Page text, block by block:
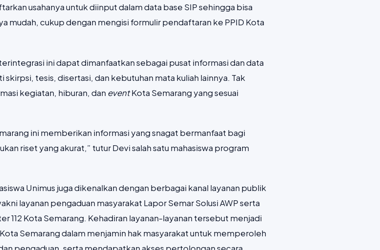
usahanya untuk diinput dalam data base SIP sehingga bisa
mudah, cukup dengan mengisi formulir pendaftaran ke PPID Kota
ini dapat dimanfaatkan sebagai pusat informasi dan data
tesis, disertasi, dan kebutuhan mata kuliah lainnya. Tak
kegiatan, hiburan, dan eventKota Semarang yang sesuai
ini memberikan informasi yang snagat bermanfaat bagi
riset yang akurat,” tutur Devi salah satu mahasiswa program
Unimus juga dikenalkan dengan berbagai kanal layanan publik
layanan pengaduan masyarakat Lapor Semar Solusi AWP serta
112 Kota Semarang. Kehadiran layanan-layanan tersebut menjadi
Semarang dalam menjamin hak masyarakat untuk memperoleh